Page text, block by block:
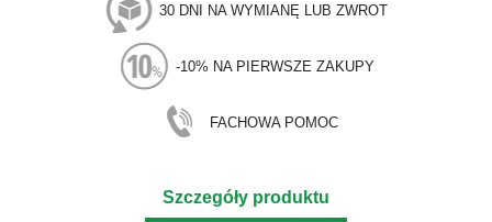
30 DNI NA WYMIANĘ LUB ZWROT
-10% NA PIERWSZE ZAKUPY
FACHOWA POMOC
Szczegóły produktu